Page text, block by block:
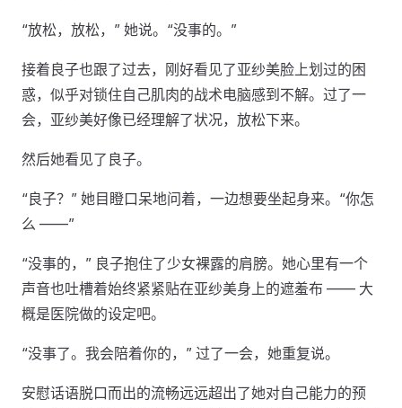
“放松，放松，” 她说。“没事的。”
接着良子也跟了过去，刚好看见了亚纱美脸上划过的困
惑，似乎对锁住自己肌肉的战术电脑感到不解。过了一
会，亚纱美好像已经理解了状况，放松下来。
然后她看见了良子。
“良子？” 她目瞪口呆地问着，一边想要坐起身来。“你怎
么 ——”
“没事的，” 良子抱住了少女裸露的肩膀。她心里有一个
声音也吐槽着始终紧紧贴在亚纱美身上的遮羞布 —— 大
概是医院做的设定吧。
“没事了。我会陪着你的，” 过了一会，她重复说。
安慰话语脱口而出的流畅远远超出了她对自己能力的预